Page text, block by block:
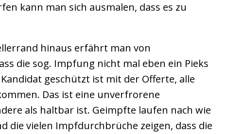
kann man sich ausmalen, dass es zu
hinaus erfährt man von
die sog. Impfung nicht mal eben ein Pieks
geschützt ist mit der Offerte, alle
Das ist eine unverfrorene
als haltbar ist. Geimpfte laufen nach wie
die vielen Impfdurchbrüche zeigen, dass die